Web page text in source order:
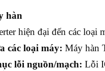
hàn
hiện đại đến các loại
các loại máy: Máy hàn
lỗi nguồn/mạch: Lỗi